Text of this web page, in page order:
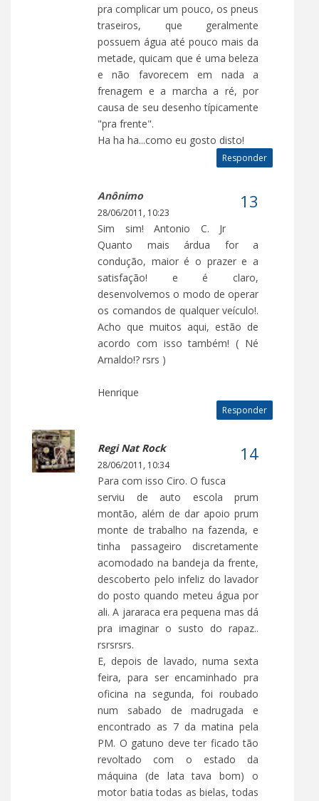
pra complicar um pouco, os pneus
traseiros, que geralmente
possuem água até pouco mais da
metade, quicam que é uma beleza
e não favorecem em nada a
frenagem e a marcha a ré, por
causa de seu desenho típicamente
"pra frente".
Ha ha ha...como eu gosto disto!
Responder
Anônimo
28/06/2011, 10:23
Sim sim! Antonio C. Jr
Quanto mais árdua for a
condução, maior é o prazer e a
satisfação! e é claro,
desenvolvemos o modo de operar
os comandos de qualquer veículo!.
Acho que muitos aqui, estão de
acordo com isso também! ( Né
Arnaldo!? rsrs )
Henrique
Responder
Regi Nat Rock
28/06/2011, 10:34
Para com isso Ciro. O fusca
serviu de auto escola prum
montão, além de dar apoio prum
monte de trabalho na fazenda, e
tinha passageiro discretamente
acomodado na bandeja da frente,
descoberto pelo infeliz do lavador
do posto quando meteu água por
ali. A jararaca era pequena mas dá
pra imaginar o susto do rapaz..
rsrsrsrs.
E, depois de lavado, numa sexta
feira, para ser encaminhado pra
oficina na segunda, foi roubado
num sabado de madrugada e
encontrado as 7 da matina pela
PM. O gatuno deve ter ficado tão
revoltado com o estado da
máquina (de lata tava bom) o
motor batia todas as bielas, todas